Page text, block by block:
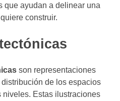
que ayudan a delinear una
construir.
son representaciones
de los espacios
Estas ilustraciones